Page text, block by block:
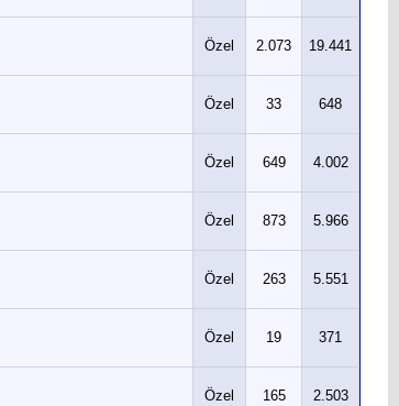
Özel 2.073 19.441
Özel 33 648
Özel 649 4.002
Özel 873 5.966
Özel 263 5.551
Özel 19 371
Özel 165 2.503